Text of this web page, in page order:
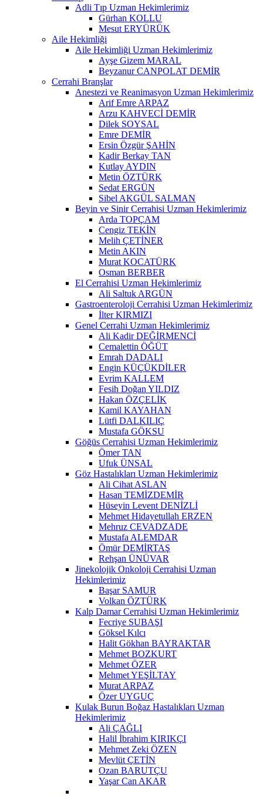
Adli Tıp Uzman Hekimlerimiz
Gürhan KOLLU
Mesut ERYÜRÜK
Aile Hekimliği
Aile Hekimliği Uzman Hekimlerimiz
Ayşe Gizem MARAL
Beyzanur CANPOLAT DEMİR
Cerrahi Branşlar
Anestezi ve Reanimasyon Uzman Hekimlerimiz
Arif Emre ARPAZ
Arzu KAHVECİ DEMİR
Dilek SOYSAL
Emre DEMİR
Ersin Özgür ŞAHİN
Kadir Berkay TAN
Kutlay AYDIN
Metin ÖZTÜRK
Sedat ERGÜN
Sibel AKGÜL SALMAN
Beyin ve Sinir Cerrahisi Uzman Hekimlerimiz
Arda TOPÇAM
Cengiz TEKİN
Melih ÇETİNER
Metin AKIN
Murat KOCATÜRK
Osman BERBER
El Cerrahisi Uzman Hekimlerimiz
Ali Saltuk ARGÜN
Gastroenteroloji Cerrahisi Uzman Hekimlerimiz
İlter KIRMIZI
Genel Cerrahi Uzman Hekimlerimiz
Ali Kadir DEĞİRMENCİ
Cemalettin ÖĞÜT
Emrah DADALI
Engin KÜÇÜKDİLER
Evrim KALLEM
Fesih Doğan YILDIZ
Hakan ÖZÇELİK
Kamil KAYAHAN
Lütfi DALKILIÇ
Mustafa GÖKSU
Göğüs Cerrahisi Uzman Hekimlerimiz
Ömer TAN
Ufuk ÜNSAL
Göz Hastalıkları Uzman Hekimlerimiz
Ali Cihat ASLAN
Hasan TEMİZDEMİR
Hüseyin Levent DENİZLİ
Mehmet Hidayetullah ERZEN
Mehruz CEVADZADE
Mustafa ALEMDAR
Ömür DEMİRTAŞ
Rehşan ÜNÜVAR
Jinekolojik Onkoloji Cerrahisi Uzman
Hekimlerimiz
Başar SAMUR
Volkan ÖZTÜRK
Kalp Damar Cerrahisi Uzman Hekimlerimiz
Fecriye SUBAŞI
Göksel Kılcı
Halit Gökhan BAYRAKTAR
Mehmet BOZKURT
Mehmet ÖZER
Mehmet YEŞİLTAY
Murat ARPAZ
Özer UYGUÇ
Kulak Burun Boğaz Hastalıkları Uzman
Hekimlerimiz
Ali ÇAĞLI
Halil İbrahim KIRIKÇI
Mehmet Zeki ÖZEN
Mevlüt ÇETİN
Ozan BARUTÇU
Yaşar Can AKAR